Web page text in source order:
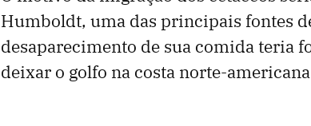
Humboldt, uma das principais fontes
desaparecimento de sua comida teria
deixar o golfo na costa norte-